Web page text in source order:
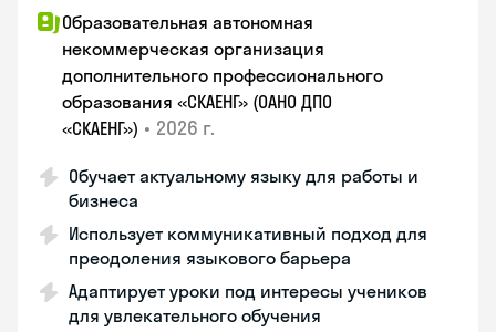
Образовательная автономная
некоммерческая организация
дополнительного профессионального
образования «СКАЕНГ» (ОАНО ДПО
«СКАЕНГ») • 2026 г.
Обучает актуальному языку для работы и
бизнеса
Использует коммуникативный подход для
преодоления языкового барьера
Адаптирует уроки под интересы учеников
для увлекательного обучения